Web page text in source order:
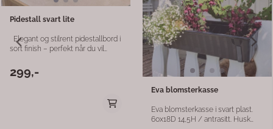
Den større lengden gir ekstra
plass, perfekt til
blomsteroppsatser, gavekurver
eller organisering i hjemmet. Hver
trekasse er unik med naturlige
variasjoner i treverket, noe som
gir et levende og personlig preg.
📊 Produktinformasjon Materiale:
Gjenbrukstre Finish: Brun beis
Mål: 30 x 15,5 x 9,5 cm Håndtak:
Hampetau Innside: Plastforet
Farge: Brun (variasjoner
forekommer) Bruksområde: